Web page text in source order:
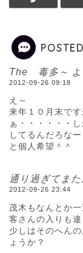
The 毒多～
2012-09-26 09:18
え～
来年１０月末で
ぁ・・・・・・
してるんだろな
と個人希望＾＾
通り過ぎてまた
2012-09-26 23:44
茂木もなんとか
客さんの入りも違
少しはそのへん
ょうか？